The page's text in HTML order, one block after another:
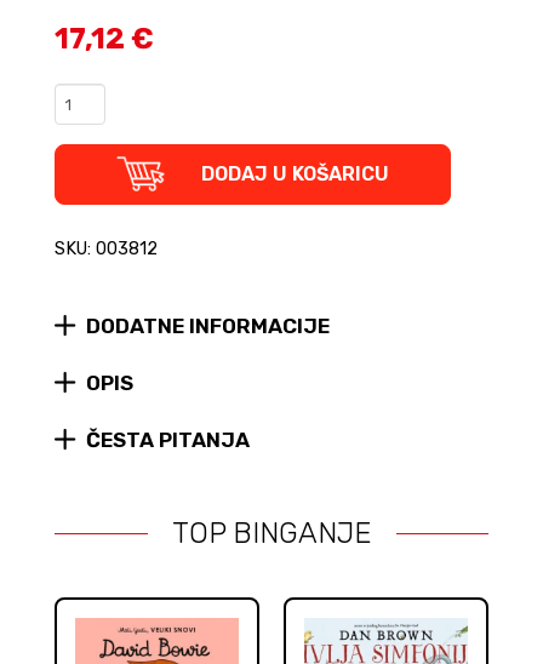
17,12 €
Potter:
Bitka
obrana
Magični
(tvrdi
quantity
DODAJ U KOŠARICU
SKU: 003812
DODATNE INFORMACIJE
OPIS
ČESTA PITANJA
TOP BINGANJE